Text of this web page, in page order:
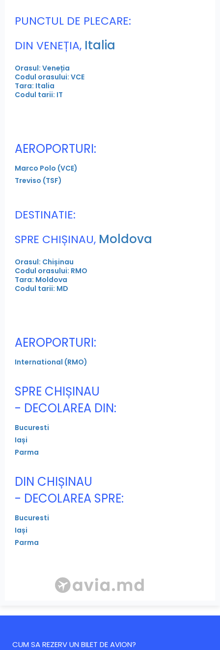
PUNCTUL DE PLECARE:
DIN VENEȚIA, Italia
Orasul: Veneția
Codul orasului: VCE
Tara: Italia
Codul tarii: IT
AEROPORTURI:
Marco Polo (VCE)
Treviso (TSF)
DESTINATIE:
SPRE CHIȘINAU, Moldova
Orasul: Chișinau
Codul orasului: RMO
Tara: Moldova
Codul tarii: MD
AEROPORTURI:
International (RMO)
SPRE CHIȘINAU
- DECOLAREA DIN:
Bucuresti
Iași
Parma
DIN CHIȘINAU
- DECOLAREA SPRE:
Bucuresti
Iași
Parma
CUM SA REZERV UN BILET DE AVION?